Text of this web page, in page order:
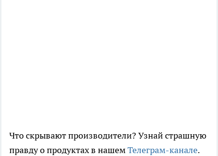
Что скрывают производители? Узнай страшную
правду о продуктах в нашемТелеграм-канале.